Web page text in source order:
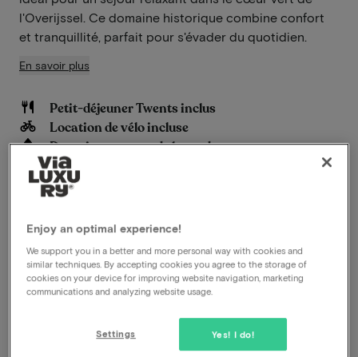
l'Overijssel. Ce domaine historique combine confort
et tranquillité, parfait pour s'évader du quotidien.
En savoir plus
Petit-déjeuner Twents inclus
Location de vélo incluse
Domaine au cœur de la verdure
Départ tardif
Parking gratuit
Rhododendronlaan 7 De Lutte
Cette formule pour 2 personnes comprend:
ViaLuxury et l'hôtel ont soigneusement mis au point
une belle formule.
Enjoy an optimal experience!
We support you in a better and more personal way with cookies and
similar techniques. By accepting cookies you agree to the storage of
cookies on your device for improving website navigation, marketing
communications and analyzing website usage.
Yes! I do!
Settings